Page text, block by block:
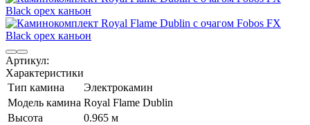
Артикул:
Характеристики
Тип камина
Электрокамин
Модель камина Royal Flame Dublin
Высота
0.965 м